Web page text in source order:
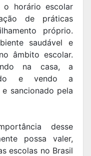
horário escolar
de práticas
próprio.
saudável e
âmbito escolar.
na casa, a
e vendo a
sancionado pela
desse
possa valer,
escolas no Brasil